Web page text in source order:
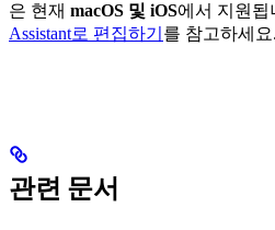
은 현재 macOS 및 iOS에서 지원됩
Assistant로 편집하기 를 참고하세요.
관련 문서